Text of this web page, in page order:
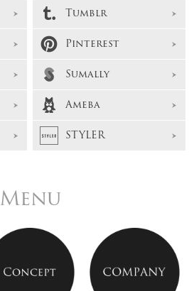
Tumblr
Pinterest
Sumally
Ameba
STYLER
Menu